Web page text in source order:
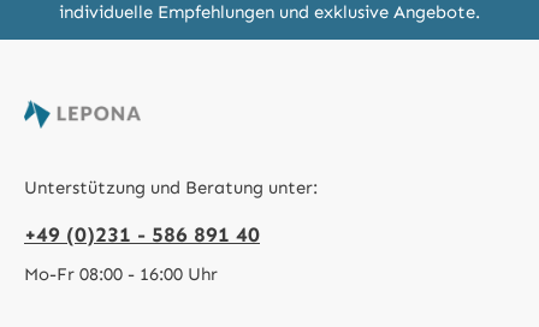
individuelle Empfehlungen und exklusive Angebote.
Unterstützung und Beratung unter:
+49 (0)231 - 586 891 40
Mo-Fr 08:00 - 16:00 Uhr